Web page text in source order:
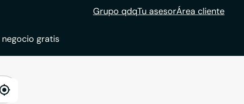
Grupo qdqTu asesorÁrea cliente
gratis
enable